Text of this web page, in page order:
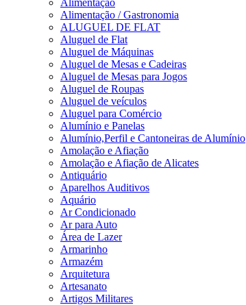
Alimentação
Alimentação / Gastronomia
ALUGUEL DE FLAT
Aluguel de Flat
Aluguel de Máquinas
Aluguel de Mesas e Cadeiras
Aluguel de Mesas para Jogos
Aluguel de Roupas
Aluguel de veículos
Aluguel para Comércio
Alumínio e Panelas
Alumínio,Perfil e Cantoneiras de Alumínio
Amolação e Afiação
Amolação e Afiação de Alicates
Antiquário
Aparelhos Auditivos
Aquário
Ar Condicionado
Ar para Auto
Área de Lazer
Armarinho
Armazém
Arquitetura
Artesanato
Artigos Militares